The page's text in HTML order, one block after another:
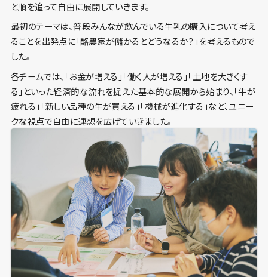
と順を追って自由に展開していきます。
最初のテーマは、普段みんなが飲んでいる牛乳の購入について考え
ることを出発点に「酪農家が儲かるとどうなるか？」を考えるもので
した。
各チームでは、「お金が増える」「働く人が増える」「土地を大きくす
る」といった経済的な流れを捉えた基本的な展開から始まり、「牛が
疲れる」「新しい品種の牛が買える」「機械が進化する」など、ユニー
クな視点で自由に連想を広げていきました。